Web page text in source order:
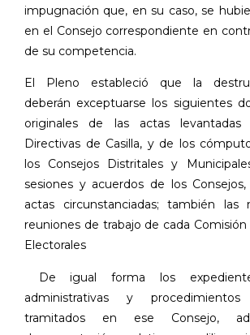
impugnación que, en su caso, se
en el Consejo correspondiente en
de su competencia.
El Pleno estableció que la
deberán exceptuarse los siguientes
originales de las actas
Directivas de Casilla, y de los
los Consejos Distritales y
sesiones y acuerdos de los
actas circunstanciadas; también las
reuniones de trabajo de cada Comisión
Electorales
De igual forma los
administrativas y procedimientos
tramitados en ese Consejo,